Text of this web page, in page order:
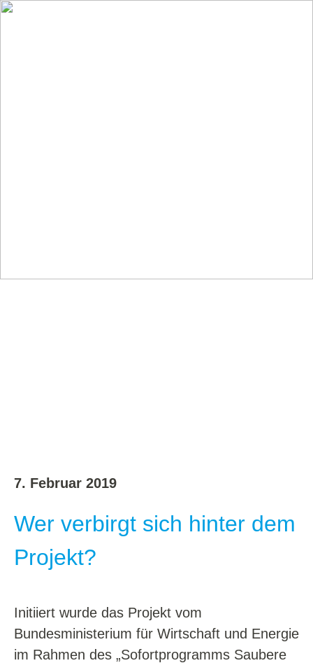
7. Februar 2019
Wer verbirgt sich hinter dem
Projekt?
Initiiert wurde das Projekt vom
Bundesministerium für Wirtschaft und Energie
im Rahmen des „Sofortprogramms Saubere